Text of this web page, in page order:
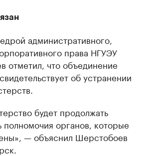
административного,
права НГУЭУ
отметил, что объединение
об устранении
будет продолжать
полномочия органов, которые
— объяснил Шерстобоев